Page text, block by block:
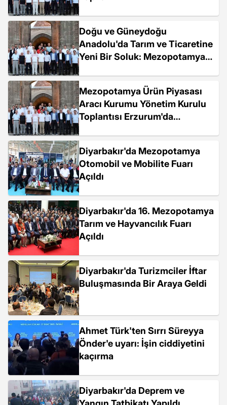
Doğu ve Güneydoğu
Anadolu'da Tarım ve Ticaretine
Yeni Bir Soluk: Mezopotamya
Mezopotamya Ürün Piyasası
Aracı Kurumu Yönetim Kurulu
Toplantısı Erzurum'da
Diyarbakır'da Mezopotamya
Otomobil ve Mobilite Fuarı
Açıldı
Diyarbakır'da 16. Mezopotamya
Tarım ve Hayvancılık Fuarı
Açıldı
Diyarbakır'da Turizmciler İftar
Buluşmasında Bir Araya Geldi
Ahmet Türk'ten Sırrı Süreyya
Önder'e uyarı: İşin ciddiyetini
kaçırma
Diyarbakır'da Deprem ve